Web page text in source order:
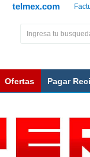
telmex.com
Ofertas Pagar